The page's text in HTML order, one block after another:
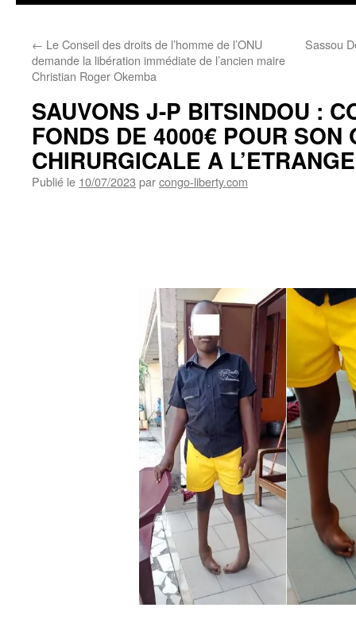
← Le Conseil des droits de l’homme de l’ONU
demande la libération immédiate de l’ancien maire
Christian Roger Okemba
Sassou
SAUVONS J-P BITSINDOU :
FONDS DE 4000€ POUR SON
CHIRURGICALE A
Publié le 10/07/2023 parcongo-liberty.com